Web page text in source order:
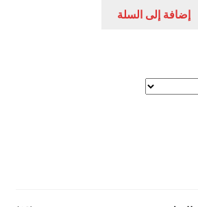
هو:
إضافة إلى السلة